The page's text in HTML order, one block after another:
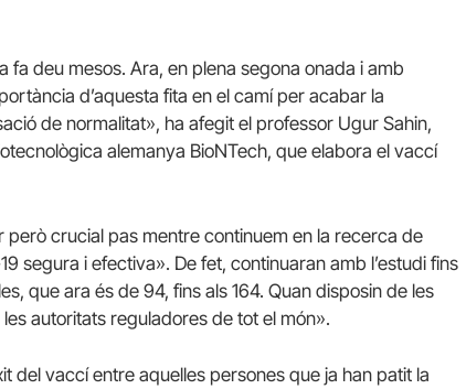
fa deu mesos. Ara, en plena segona onada i amb
d’aquesta fita en el camí per acabar la
de normalitat», ha afegit el professor Ugur Sahin,
alemanya BioNTech, que elabora el vaccí
crucial pas mentre continuem en la recerca de
segura i efectiva». De fet, continuaran amb l’estudi fins
que ara és de 94, fins als 164. Quan disposin de les
autoritats reguladores de tot el món».
del vaccí entre aquelles persones que ja han patit la